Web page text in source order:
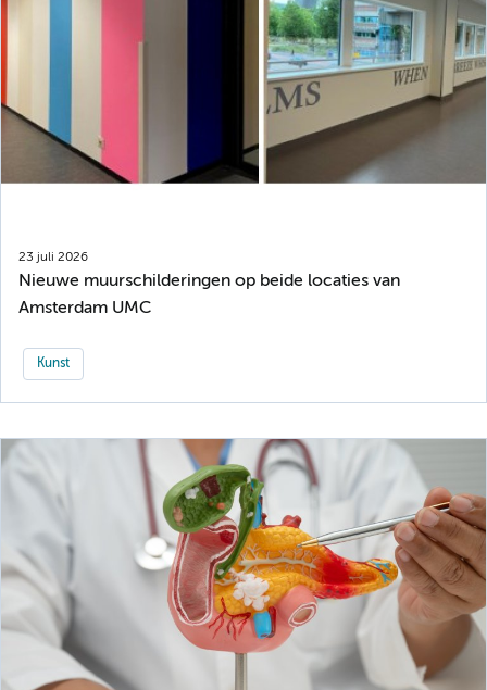
23 juli 2026
Nieuwe muurschilderingen op beide locaties van
Amsterdam UMC
Kunst